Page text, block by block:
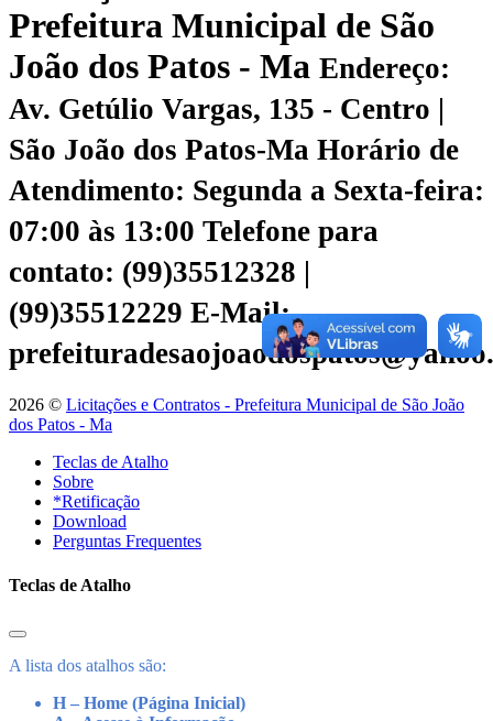
Prefeitura Municipal de São
João dos Patos - Ma Endereço:
Av. Getúlio Vargas, 135 - Centro |
São João dos Patos-Ma Horário de
Atendimento: Segunda a Sexta-feira:
07:00 às 13:00 Telefone para
contato: (99)35512328 |
(99)35512229 E-Mail:
2026 © Licitações e Contratos - Prefeitura Municipal de São João
dos Patos - Ma
Teclas de Atalho
Sobre
*Retificação
Download
Perguntas Frequentes
Teclas de Atalho
A lista dos atalhos são:
H – Home (Página Inicial)